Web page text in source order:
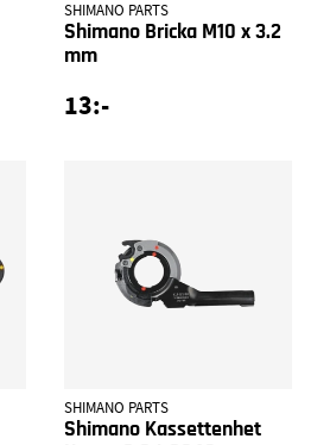
SHIMANO PARTS
Shimano Bricka M10 x 3.2
mm
13:-
SHIMANO PARTS
Shimano Kassettenhet